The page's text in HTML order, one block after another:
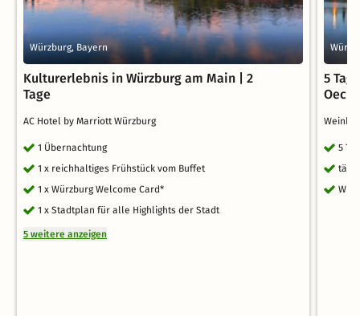
Würzburg, Bayern
Kulturerlebnis in Würzburg am Main | 2
Tage
AC Hotel by Marriott Würzburg
1 Übernachtung
1 x reichhaltiges Frühstück vom Buffet
1 x Würzburg Welcome Card*
1 x Stadtplan für alle Highlights der Stadt
5 weitere anzeigen
5
5